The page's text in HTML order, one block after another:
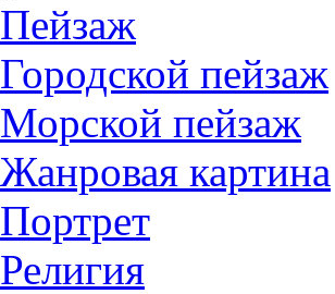
Пейзаж
Городской пейзаж
Морской пейзаж
Жанровая картина
Портрет
Религия